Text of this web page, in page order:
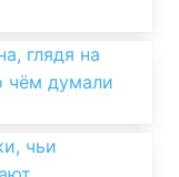
глядя на
чём думали
чьи